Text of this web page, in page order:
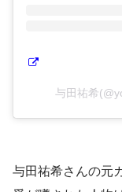
与田祐希
与田祐希さんの元